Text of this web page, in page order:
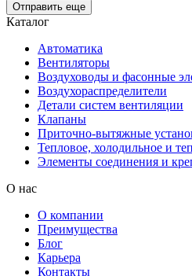
Отправить еще
Каталог
Автоматика
Вентиляторы
Воздуховоды и фасонные
Воздухораспределители
Детали систем вентиляции
Клапаны
Приточно-вытяжные
Тепловое, холодильное и
Элементы соединения и
О нас
О компании
Преимущества
Блог
Карьера
Контакты